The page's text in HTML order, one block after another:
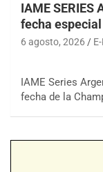
IAME SERIES
fecha
6 agosto, 2026
IAME Series
fecha de la